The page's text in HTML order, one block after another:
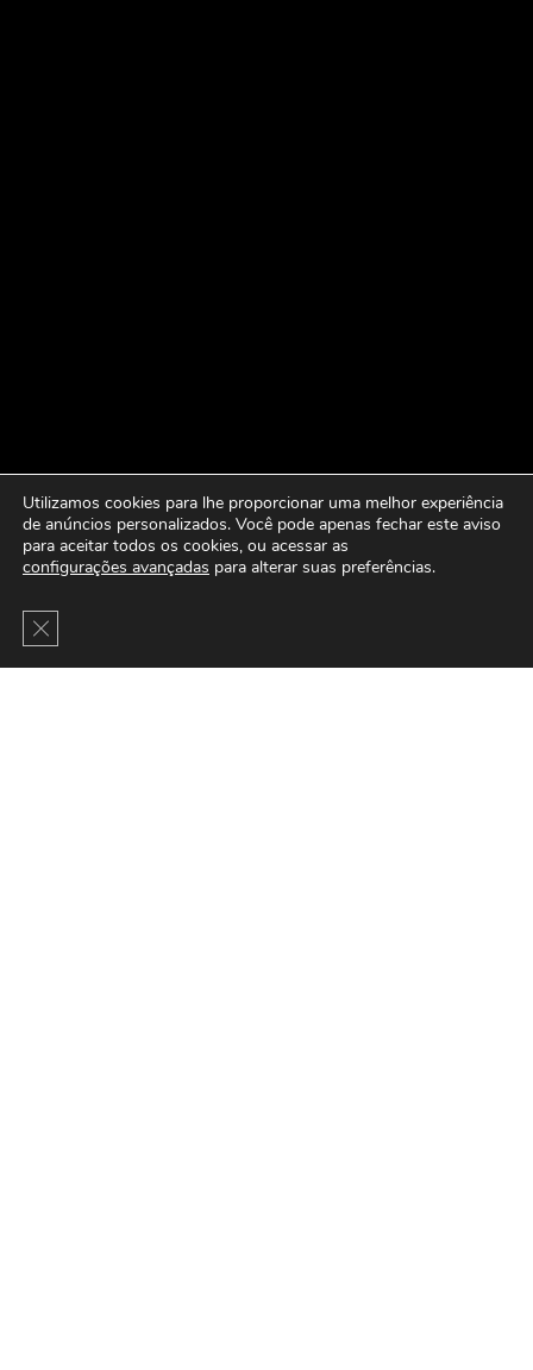
Utilizamos cookies para lhe proporcionar uma melhor experiência
de anúncios personalizados. Você pode apenas fechar este aviso
para aceitar todos os cookies, ou acessar as
configurações avançadas para alterar suas preferências.
Close GDPR Cookie Banner